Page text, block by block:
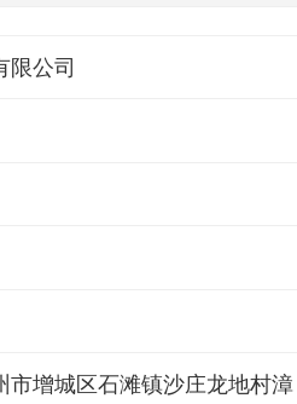
限公司
市增城区石滩镇沙庄龙地村漳